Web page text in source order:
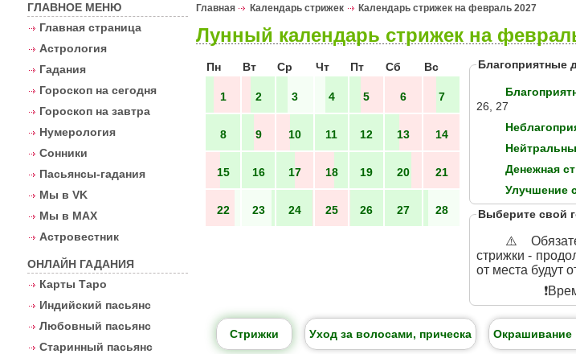
ГЛАВНОЕ МЕНЮ
Главная страница
Астрология
Гадания
Гороскоп на сегодня
Гороскоп на завтра
Нумерология
Сонники
Пасьянсы-гадания
Мы в VK
Мы в MAX
Астровестник
ОНЛАЙН ГАДАНИЯ
Карты Таро
Индийский пасьянс
Любовный пасьянс
Старинный пасьянс
Главная Календарь стрижек Календарь стрижек на февраль 2027
Лунный календарь стрижек на
Пн Вт Ср Чт Пт Сб Вс
1 2 3 4 5 6 7
8 9 10 11 12 13 14
15 16 17 18 19 20 21
22 23 24 25 26 27 28
Благоприятные
26, 27
Денежная
Улучшение
Выберите свой
⚠️
стрижки -
от места будут
Стрижки Уход за волосами, прическа Окрашивание